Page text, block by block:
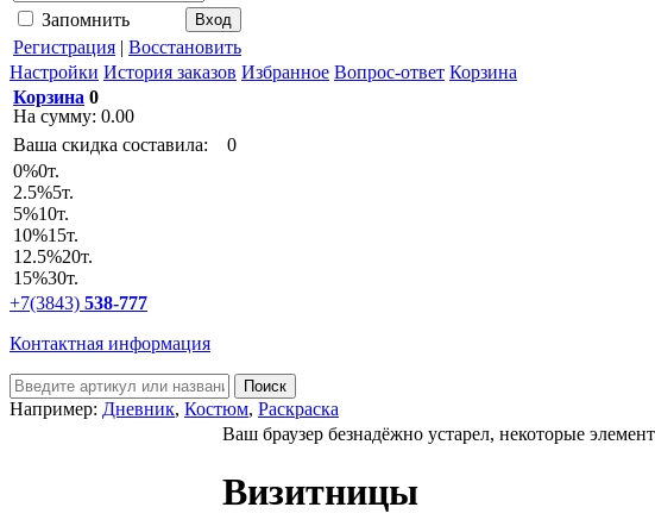
Запомнить
Регистрация | Восстановить
Настройки История заказов Избранное Вопрос-ответ Корзина
Корзина 0
На сумму: 0.00
Ваша скидка составила:
0
0%0т.
2.5%5т.
5%10т.
10%15т.
12.5%20т.
15%30т.
+7(3843) 538-777
Контактная информация
Например: Дневник, Костюм, Раскраска
Ваш браузер безнадёжно устарел, некоторые
Визитницы